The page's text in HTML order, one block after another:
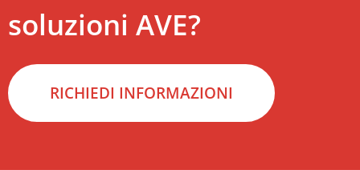
soluzioni AVE?
RICHIEDI INFORMAZIONI